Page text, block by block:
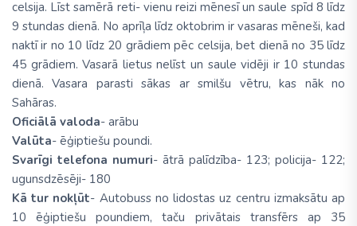
celsija. Līst samērā reti- vienu reizi mēnesī un saule spīd 8 līdz
9 stundas dienā. No aprīļa līdz oktobrim ir vasaras mēneši, kad
naktī ir no 10 līdz 20 grādiem pēc celsija, bet dienā no 35 līdz
45 grādiem. Vasarā lietus nelīst un saule vidēji ir 10 stundas
dienā. Vasara parasti sākas ar smilšu vētru, kas nāk no
Sahāras.
Oficiālā valoda- arābu
Valūta- ēģiptiešu poundi.
Svarīgi telefona numuri- ātrā palīdzība- 123; policija- 122;
ugunsdzēsēji- 180
Kā tur nokļūt- Autobuss no lidostas uz centru izmaksātu ap
10 ēģiptiešu poundiem, taču privātais transfērs ap 35